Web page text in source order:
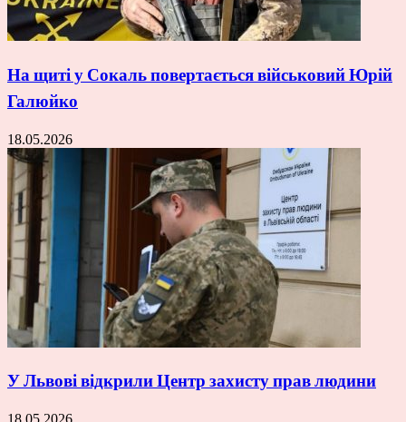
На щиті у Сокаль повертається військовий Юрій
Галюйко
18.05.2026
У Львові відкрили Центр захисту прав людини